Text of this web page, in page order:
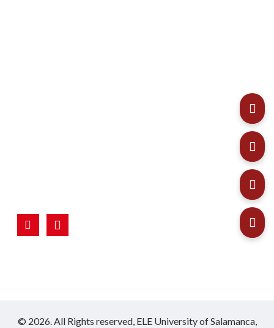
© 2026. All Rights reserved, ELE University of Salamanca,